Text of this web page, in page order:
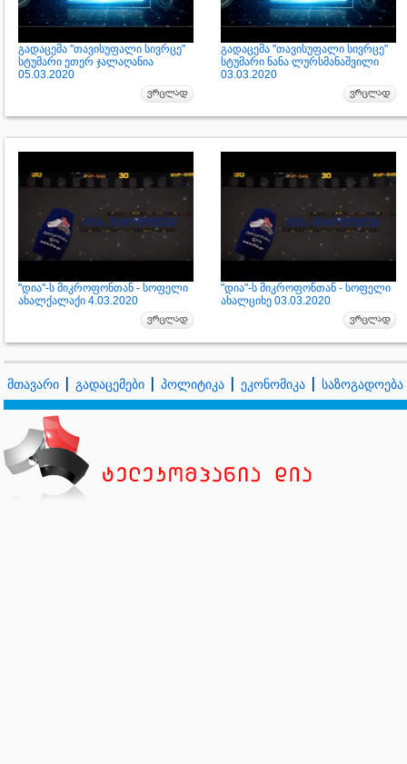
გადაცემა "თავისუფალი სივრცე"
სტუმარი ეთერ ჯალაღანია
05.03.2020
გადაცემა "თავისუფალი სივრცე"
სტუმარი ნანა ლურსმანაშვილი
03.03.2020
"დია"-ს მიკროფონთან - სოფელი
ახალქალაქი 4.03.2020
"დია"-ს მიკროფონთან - სოფელი
ახალციხე 03.03.2020
მთავარი გადაცემები პოლიტიკა ეკონომიკა საზოგადოება